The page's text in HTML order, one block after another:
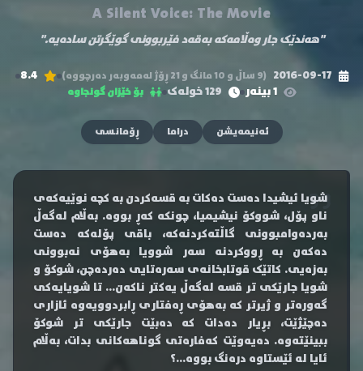
A Silent Voice: The Movie
"هەندێک جار وەڵامەکە بەقەد فێربوونی گوێگرتن سادەیە."
2016-09-17 (9 ساڵ و 10 مانگ و 21 ڕۆژ لەمەوبەر دەرچووە)
8.4
1 بینەر
129 خولەک بۆ خێزان گونجاوە
ئەنیمەیشن دراما ڕۆمانسی
شویا ئیشیدا دەست دەکات بە قسەکردن بە کچە نوێیەکەی
ناو پۆل، شووکۆ نیشیمیا، چونکە کەڕ بووە. بەڵام لەگەڵ
بەردەوامبوونی گاڵتەکردنەکە، باقی پۆلەکە دەست
دەکەن بە ڕووکردنە سەر شوویا بەهۆی نەبوونی
بەزەیی. کاتێک قوتابخانەی سەرەتایی دەردەچن، شوکۆ و
شویا جارێکی تر قسە لەگەڵ یەکتر ناکەن... تا شویایەکی
گەورەتر و ژیرتر کە بەهۆی ڕەفتاری ڕابردوویەوە ئازاری
دەچێژێت، بڕیار دەدات کە دەبێت جارێکی تر شوکۆ
ببینێتەوە. دەیەوێت کەفارەتی گوناهەکانی بدات، بەڵام
ئایا لە ئێستاوە درەنگ بووە...؟